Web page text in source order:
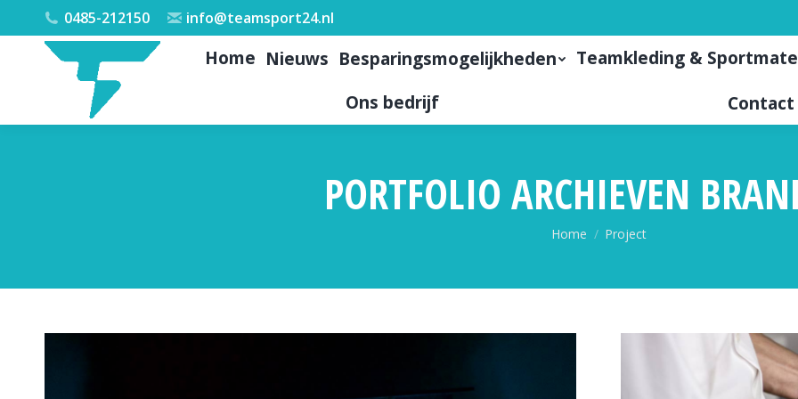
0485-212150 info@teamsport24.nl
Home Nieuws Besparingsmogelijkheden Teamkleding &
Ons bedrijf
Contact
PORTFOLIO ARCHIEVEN
Je bent hier:
Home Project